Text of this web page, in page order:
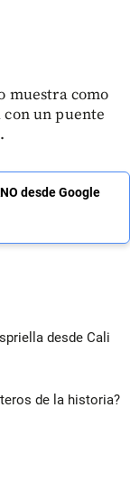
muestra como
con un puente
desde Google
desde Cali
de la historia?